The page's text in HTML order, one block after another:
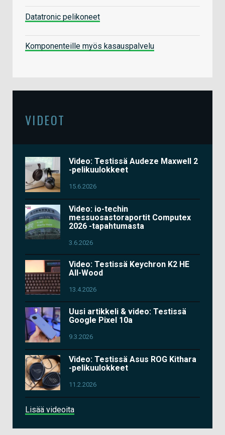
Datatronic pelikoneet
Komponenteille myös kasauspalvelu
VIDEOT
Video: Testissä Audeze Maxwell 2
-pelikuulokkeet
15.6.2026
Video: io-techin
messuosastoraportit Computex
2026 -tapahtumasta
3.6.2026
Video: Testissä Keychron K2 HE
All-Wood
13.4.2026
Uusi artikkeli & video: Testissä
Google Pixel 10a
9.3.2026
Video: Testissä Asus ROG Kithara
-pelikuulokkeet
11.2.2026
Lisää videoita